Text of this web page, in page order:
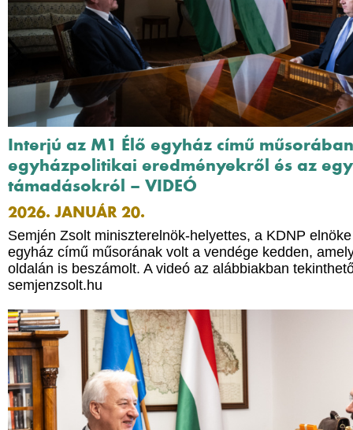
Interjú az M1 Élő egyház című
egyházpolitikai eredményekről és az
támadásokról – VIDEÓ
2026. JANUÁR 20.
Semjén Zsolt miniszterelnök-helyettes, a KDNP
egyház című műsorának volt a vendége kedden,
oldalán is beszámolt. A videó az alábbiakban
semjenzsolt.hu